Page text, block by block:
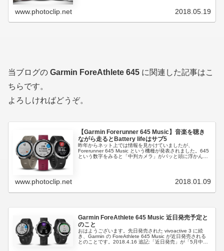
www.photoclip.net 2018.05.19
当ブログの Garmin ForeAthlete 645 に関連した記事はこ
ちらです。
よろしければどうぞ。
【Garmin Forerunner 645 Music】音楽を聴き
ながら走るとBattery lifeはサブ5
昨年からネット上では情報を見かけていましたが、
Forerunner 645 Music という機種が発表されました。645
という数字をみると「中判カメラ」がパッと頭に浮かんで
www.photoclip.net 2018.01.09
Garmin ForeAthlete 645 Music 近日発売予定と
のこと
おはようございます。先日発売された vivoactive 3 に続
き、Garmin の ForeAthlete 645 Music が近日発売される
とのことです。2018.4.16 追記:「近日発売」が「5月中旬